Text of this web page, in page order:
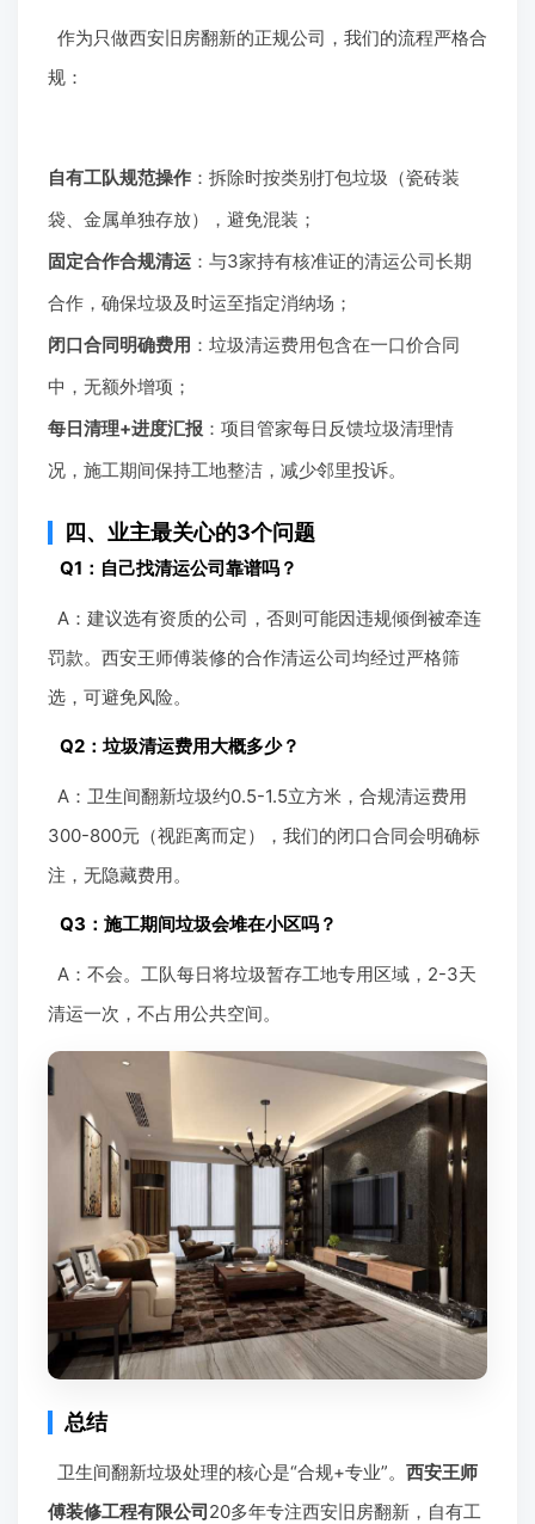
作为只做西安旧房翻新的正规公司，我们的流程严格合
规：
自有工队规范操作 ：拆除时按类别打包垃圾（瓷砖装
袋、金属单独存放），避免混装；
固定合作合规清运 ：与3家持有核准证的清运公司长期
合作，确保垃圾及时运至指定消纳场；
闭口合同明确费用 ：垃圾清运费用包含在一口价合同
中，无额外增项；
每日清理+进度汇报 ：项目管家每日反馈垃圾清理情
况，施工期间保持工地整洁，减少邻里投诉。
四、业主最关心的3个问题
Q1：自己找清运公司靠谱吗？
A：建议选有资质的公司，否则可能因违规倾倒被牵连
罚款。西安王师傅装修的合作清运公司均经过严格筛
选，可避免风险。
Q2：垃圾清运费用大概多少？
A：卫生间翻新垃圾约0.5-1.5立方米，合规清运费用
300-800元（视距离而定），我们的闭口合同会明确标
注，无隐藏费用。
Q3：施工期间垃圾会堆在小区吗？
A：不会。工队每日将垃圾暂存工地专用区域，2-3天
清运一次，不占用公共空间。
总结
卫生间翻新垃圾处理的核心是“合规+专业”。 西安王师
傅装修工程有限公司20多年专注西安旧房翻新，自有工